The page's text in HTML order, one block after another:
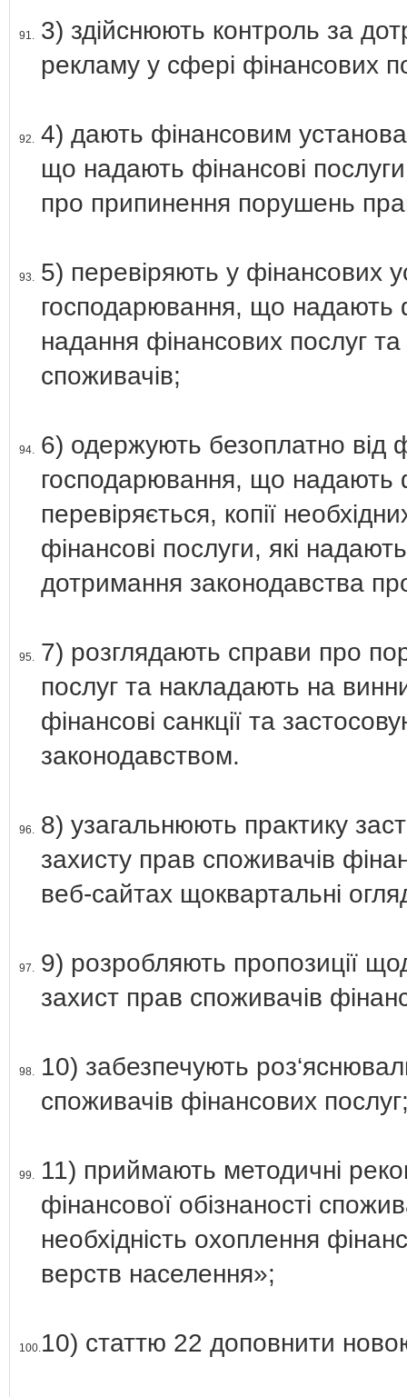
91. 3) здійснюють контроль за
рекламу у сфері фінансових
92. 4) дають фінансовим
що надають фінансові
про припинення порушень
93. 5) перевіряють у фінансових
господарювання, що надають
надання фінансових послуг
споживачів;
94. 6) одержують безоплатно від
господарювання, що надають
перевіряється, копії
фінансові послуги, які
дотримання законодавства
95. 7) розглядають справи про
послуг та накладають на
фінансові санкції та
законодавством.
96. 8) узагальнюють практику
захисту прав споживачів
веб-сайтах щоквартальні
97. 9) розробляють пропозиції
захист прав споживачів
98.
10) забезпечують
споживачів фінансових
99.
11) приймають методичні
фінансової обізнаності
необхідність охоплення
верств населення»;
100.10) статтю 22 доповнити